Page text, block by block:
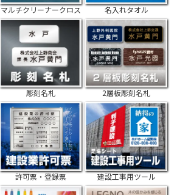
マルチクリーナークロス 名入れタオル
彫刻名札 2層板彫刻名札
許可票・登録票 建設工事用ツール